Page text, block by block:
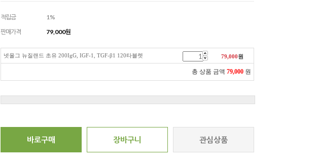
적립금
1%
판매가격
79,000원
넷올그 뉴질랜드 초유 200IgG, IGF-1, TGF-β1 120타블렛 79,000원
총 상품 금액 79,000 원
바로구매 장바구니 관심상품